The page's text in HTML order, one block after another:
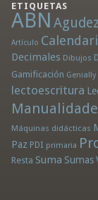
ETIQUETAS
ABN
Artículo
Decimales Dibujos
Gamificación Genially
lectoescritura
Máquinas didácticas
Paz PDI primaria
Resta Suma Sumas